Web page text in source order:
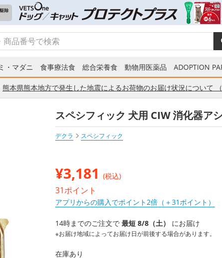
・マダニ 食事療法食 総合栄養食 動物用医薬品 ADOPTION
熊本県熊本地方で発生した地震によるお荷物のお届け状況について （
スペシフィック 犬用 CIW 消化器ア
デクラ
スペシフィック
¥3,181 (税込)
31ポイント
アプリからの購入でポイント2倍（＋31ポイント）
14時までのご注文で 最短 8/8（土） にお届け
※お届け地域によってお届け日が前後する場合があります。
在庫あり